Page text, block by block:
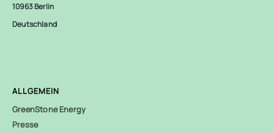
10963 Berlin
Deutschland
ALLGEMEIN
GreenStone Energy
Presse